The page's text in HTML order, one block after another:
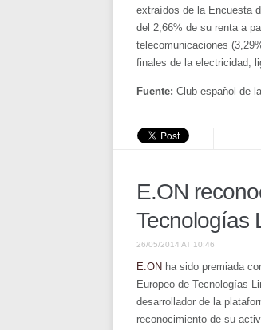
extraídos de la Encuesta
del 2,66% de su renta a
telecomunicaciones
finales de la electricidad,
Fuente: Club español de
E.ON
Tecnologías
26/05/2014 AT 10:46
E.ON ha sido premiada
Europeo de Tecnologías
desarrollador de la
reconocimiento de su